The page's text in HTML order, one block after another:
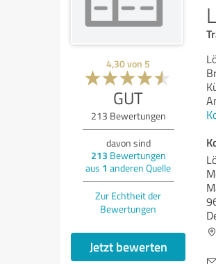
4,30von 5
GUT
213 Bewertungen
davon sind
213 Bewertungen
aus 1 anderen Quelle
Zur Echtheit der
Bewertungen
Jetzt bewerten